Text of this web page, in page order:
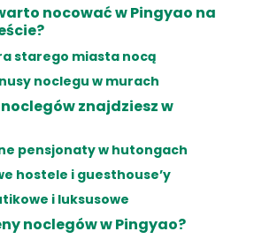
nocować w Pingyao na
starego miasta nocą
noclegu w murach
znajdziesz w
pensjonaty w hutongach
hostele i guesthouse’y
i luksusowe
noclegów w Pingyao?